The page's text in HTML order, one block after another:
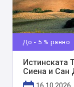
До - 5 % ранно
Истинската
Сиена и